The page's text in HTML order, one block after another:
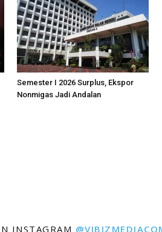
Semester I 2026 Surplus, Ekspor
Nonmigas Jadi Andalan
INSTAGRAM